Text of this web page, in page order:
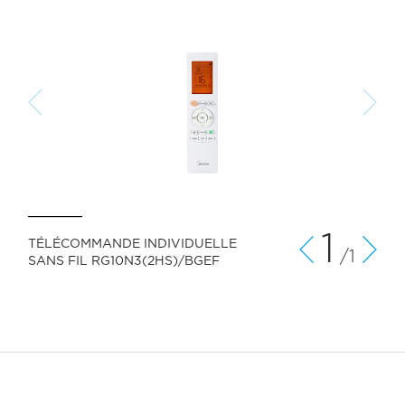
TÉLÉCOMMANDE INDIVIDUELLE
SANS FIL RG10N3(2HS)/BGEF
1 /1